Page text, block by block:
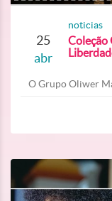
25
abr
noticias
Coleção
O Grupo Oliwer